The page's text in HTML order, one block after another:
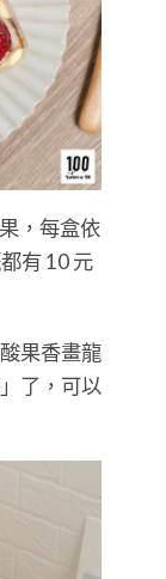
，每盒依
有 10 元
果香畫龍
了，可以